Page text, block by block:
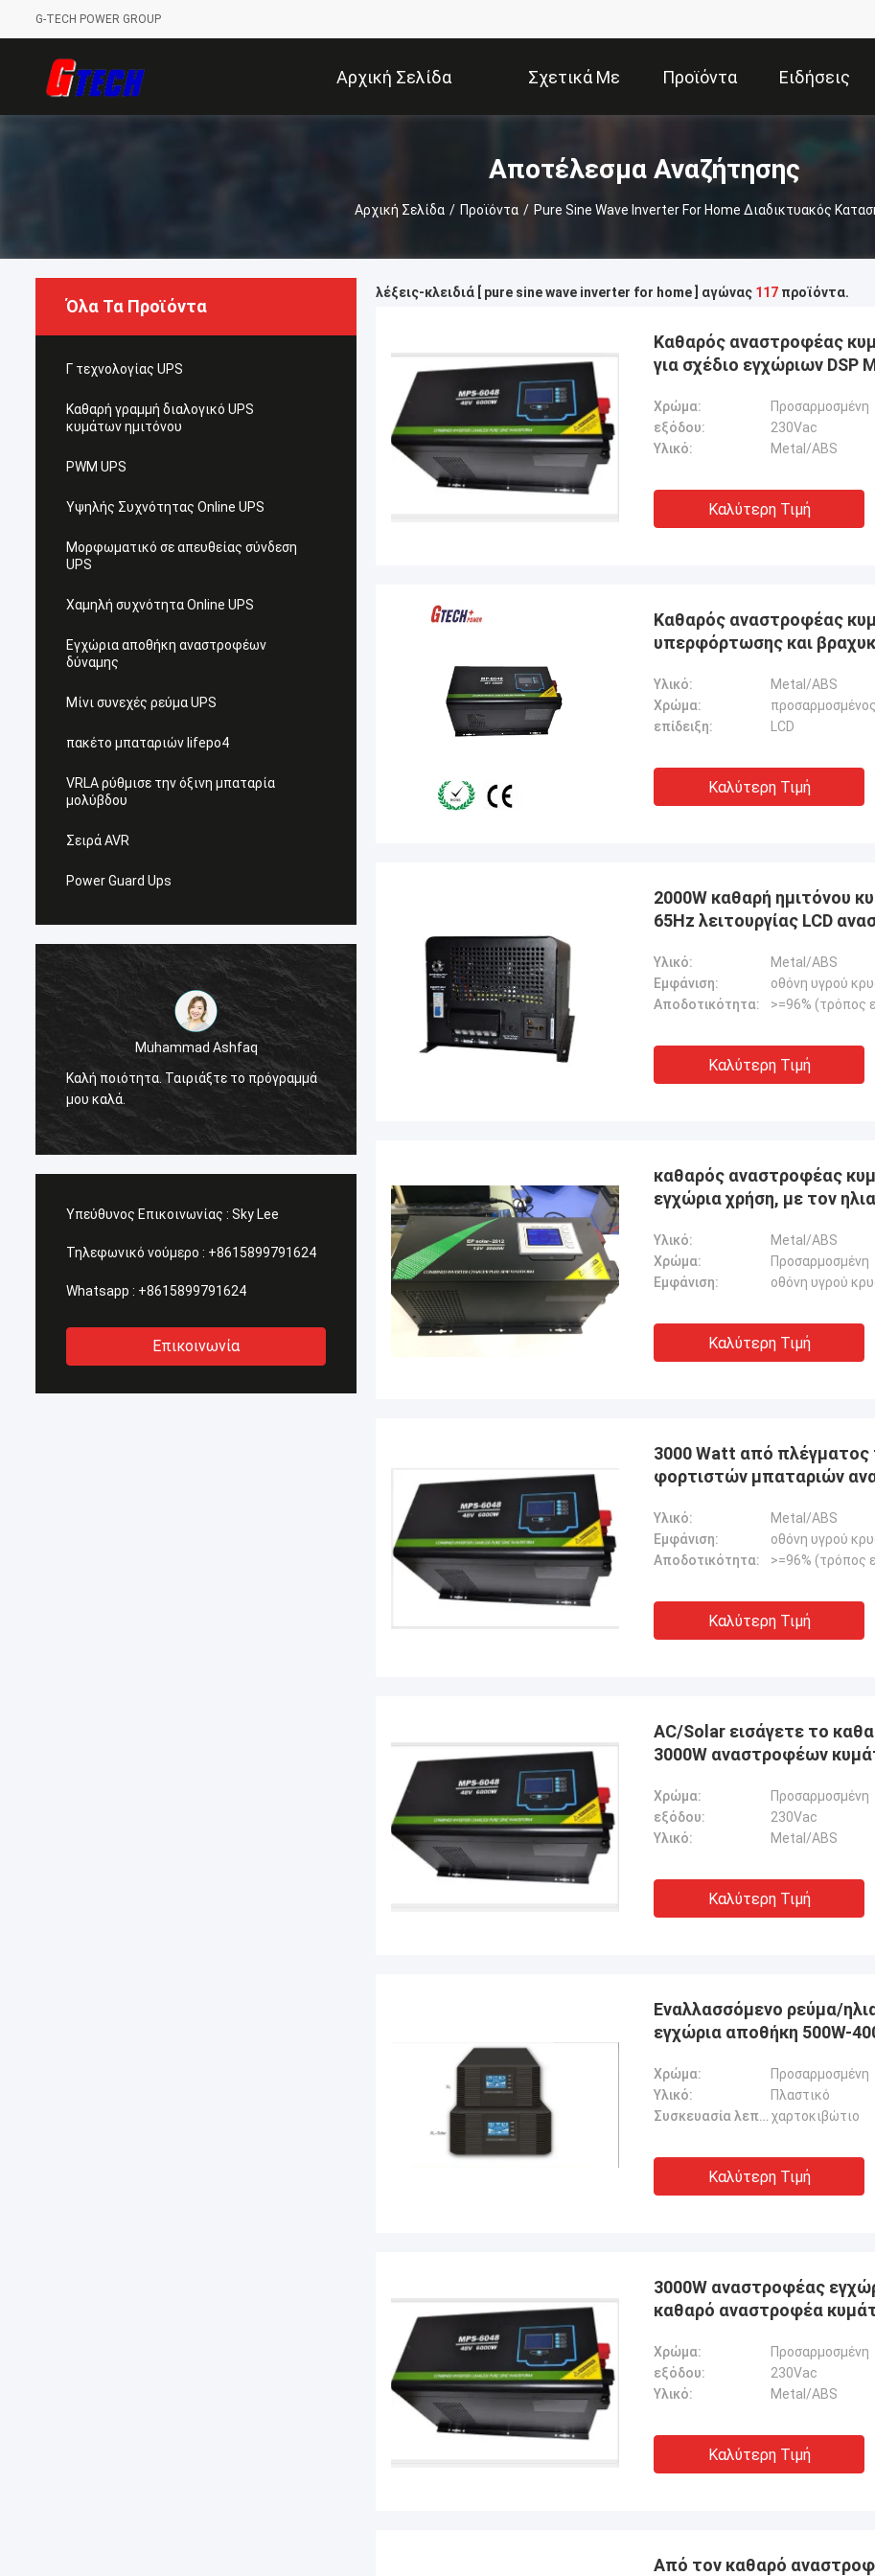
G-TECH POWER GROUP
Αρχική Σελίδα Σχετικά Με Προϊόντα Ειδήσεις
Αποτέλεσμα Αναζήτησης
Αρχική Σελίδα / Προϊόντα / Pure Sine Wave Inverter For Home Διαδικτυακός
Όλα Τα Προϊόντα
Γ τεχνολογίας UPS
Καθαρή γραμμή διαλογικό UPS
κυμάτων ημιτόνου
PWM UPS
Υψηλής Συχνότητας Online UPS
Μορφωματικό σε απευθείας σύνδεση
UPS
Χαμηλή συχνότητα Online UPS
Εγχώρια αποθήκη αναστροφέων
δύναμης
Μίνι συνεχές ρεύμα UPS
πακέτο μπαταριών lifepo4
VRLA ρύθμισε την όξινη μπαταρία
μολύβδου
Σειρά AVR
Power Guard Ups
Muhammad Ashfaq
Καλή ποιότητα. Ταιριάξτε το πρόγραμμά
μου καλά.
Stamatis Ελλάδα
Είμαι πολύ ικανοποιημένος με τα
Υπεύθυνος Επικοινωνίας : Sky Lee
Τηλεφωνικό νούμερο : +8615899791624
Whatsapp : +8615899791624
Επικοινωνία
λέξεις-κλειδιά [ pure sine wave inverter for home ] αγώνας 117 προϊόντα.
Καθαρός αναστροφέας
για σχέδιο εγχώριων DSP
Χρώμα:
Προσαρμοσμένη
εξόδου:
230Vac
Υλικό:
Metal/ABS
Καλύτερη Τιμή
Καθαρός αναστροφέας
υπερφόρτωσης και
Υλικό:
Metal/ABS
Χρώμα:
προσαρμοσμένος
επίδειξη:
LCD
Καλύτερη Τιμή
2000W καθαρή ημιτόνου
65Hz λειτουργίας LCD
Υλικό:
Metal/ABS
Εμφάνιση:
οθόνη υγρού
Αποδοτικότητα:
>=96% (τρόπος
Καλύτερη Τιμή
καθαρός αναστροφέας
εγχώρια χρήση, με τον
Υλικό:
Metal/ABS
Χρώμα:
Προσαρμοσμένη
Εμφάνιση:
οθόνη υγρού
Καλύτερη Τιμή
3000 Watt από πλέγματος
φορτιστών μπαταριών
Υλικό:
Metal/ABS
Εμφάνιση:
οθόνη υγρού
Αποδοτικότητα:
>=96% (τρόπος
Καλύτερη Τιμή
AC/Solar εισάγετε το
3000W αναστροφέων
Χρώμα:
Προσαρμοσμένη
εξόδου:
230Vac
Υλικό:
Metal/ABS
Καλύτερη Τιμή
Εναλλασσόμενο ρεύμα/
εγχώρια αποθήκη 500W-
Χρώμα:
Προσαρμοσμένη
Υλικό:
Πλαστικό
Συσκευασία λεπτομέρειες: χαρτοκιβώτιο
Καλύτερη Τιμή
3000W αναστροφέας
καθαρό αναστροφέα
Χρώμα:
Προσαρμοσμένη
εξόδου:
230Vac
Υλικό:
Metal/ABS
Καλύτερη Τιμή
Από τον καθαρό